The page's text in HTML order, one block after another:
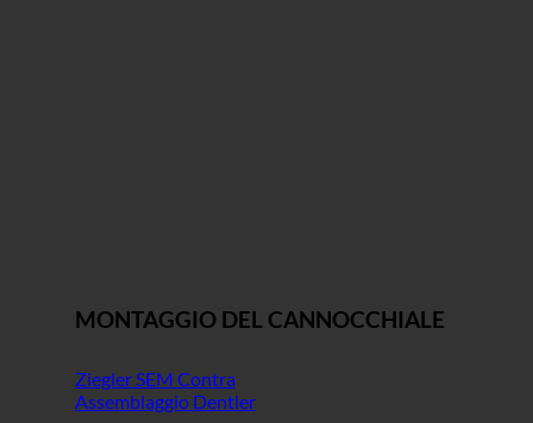
MONTAGGIO DEL CANNOCCHIALE
Ziegler SEM Contra
Assemblaggio Dentler